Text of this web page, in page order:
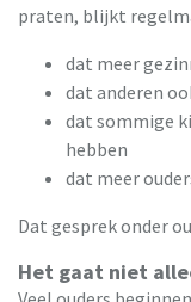
praten, blijkt
dat meer
dat anderen
dat sommige
hebben
dat meer
Dat gesprek onder
Het gaat niet